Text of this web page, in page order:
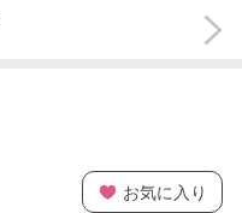
お気に入り